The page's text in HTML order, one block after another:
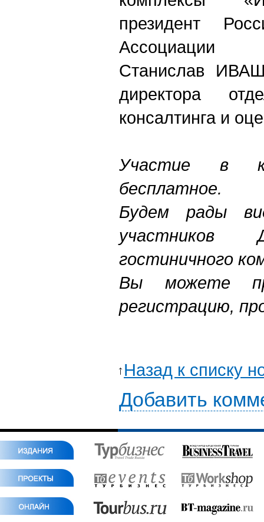
президент
Ассоциации
Станислав
директора
консалтинга и
Участие в
бесплатное.
Будем рады
участников
гостиничного
Вы можете
регистрацию,
Назад к списку
Добавить